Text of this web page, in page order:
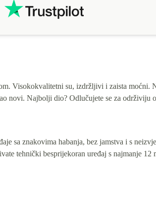
Visokokvalitetni su, izdržljivi i zaista moćni.
Najbolji dio? Odlučujete se za održiviju
sa znakovima habanja, bez jamstva i s
tehnički besprijekoran uređaj s najmanje